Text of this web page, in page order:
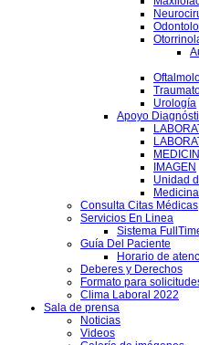
Urología
Apoyo
IMAGEN
Unidad
Consulta Citas Médicas
Servicios En Linea
Sistema
Guía Del Paciente
Horario de
Deberes y Derechos
Formato para
Clima Laboral 2022
Sala de prensa
Noticias
Videos